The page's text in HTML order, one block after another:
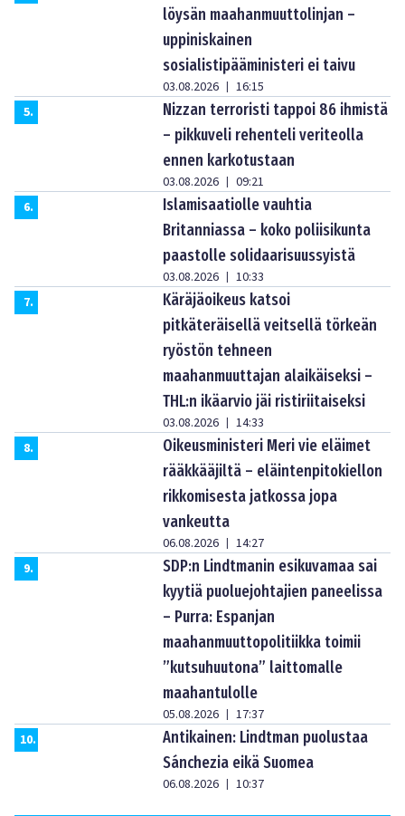
löysän maahanmuuttolinjan –
uppiniskainen
sosialistipääministeri ei taivu
03.08.2026
16:15
5.
Nizzan terroristi tappoi 86 ihmistä
– pikkuveli rehenteli veriteolla
ennen karkotustaan
03.08.2026
09:21
6.
Islamisaatiolle vauhtia
Britanniassa – koko poliisikunta
paastolle solidaarisuussyistä
03.08.2026
10:33
7.
Käräjäoikeus katsoi
pitkäteräisellä veitsellä törkeän
ryöstön tehneen
maahanmuuttajan alaikäiseksi –
THL:n ikäarvio jäi ristiriitaiseksi
03.08.2026
14:33
8.
Oikeusministeri Meri vie eläimet
rääkkääjiltä – eläintenpitokiellon
rikkomisesta jatkossa jopa
vankeutta
06.08.2026
14:27
9.
SDP:n Lindtmanin esikuvamaa sai
kyytiä puoluejohtajien paneelissa
– Purra: Espanjan
maahanmuuttopolitiikka toimii
”kutsuhuutona” laittomalle
maahantulolle
05.08.2026
17:37
10.
Antikainen: Lindtman puolustaa
Sánchezia eikä Suomea
06.08.2026 10:37